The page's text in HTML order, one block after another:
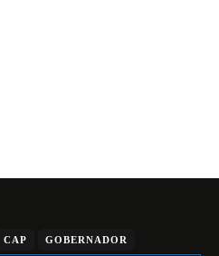
CAP GOBERNADOR